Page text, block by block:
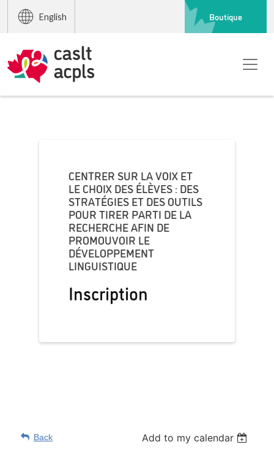
English Boutique
CENTRER SUR LA VOIX ET
LE CHOIX DES ÉLÈVES : DES
STRATÉGIES ET DES OUTILS
POUR TIRER PARTI DE LA
RECHERCHE AFIN DE
PROMOUVOIR LE
DÉVELOPPEMENT
LINGUISTIQUE
Inscription